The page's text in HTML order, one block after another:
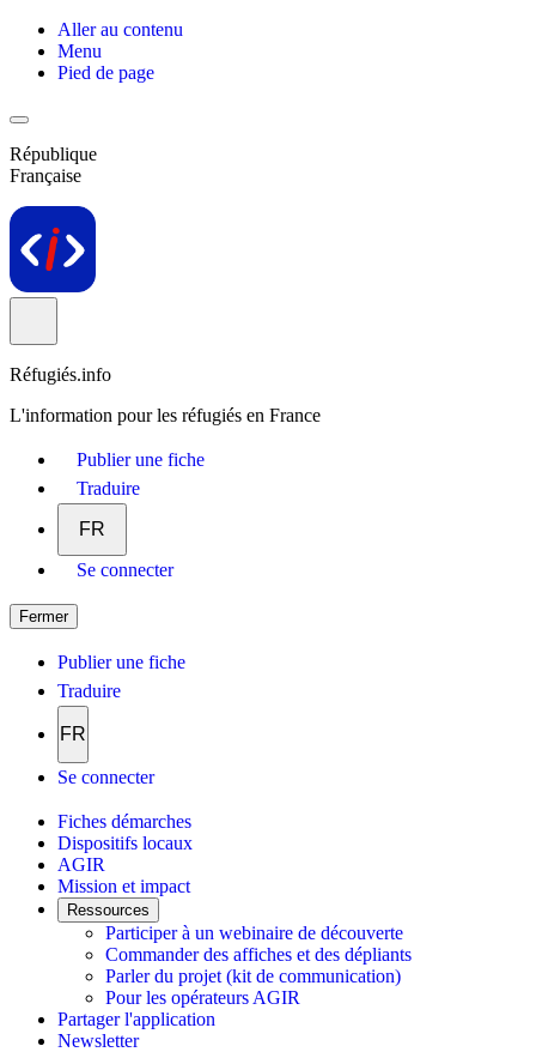
Aller au contenu
Menu
Pied de page
République
Française
Réfugiés.info
L'information pour les réfugiés en France
Publier une fiche
Traduire
FR
Se connecter
Fermer
Publier une fiche
Traduire
FR
Se connecter
Fiches démarches
Dispositifs locaux
AGIR
Mission et impact
Ressources
Participer à un webinaire de découverte
Commander des affiches et des dépliants
Parler du projet (kit de communication)
Pour les opérateurs AGIR
Partager l'application
Newsletter